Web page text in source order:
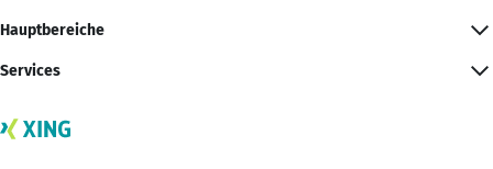
Hauptbereiche
Services